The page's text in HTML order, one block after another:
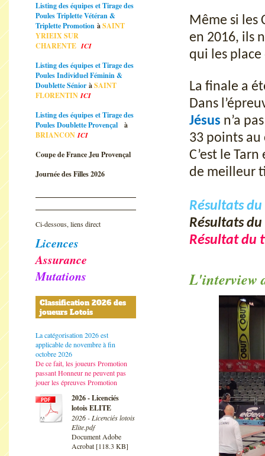
Listing des équipes et Tirage des
Poules Triplette Vétéran &
Triplette Promotion àSAINT
YRIEIX SUR
CHARENTEICI
Listing des équipes et Tirage des
Poules Individuel Féminin &
Doublette Sénior àSAINT
FLORENTINICI
Listing des équipes et Tirage des
Poules Doublette Provençal
à
BRIANCONICI
Coupe de France Jeu Provençal
Journée des Filles 2026
Ci-dessous, liens direct
Licences
Assurance
Mutations
Classification 2026 des
joueurs Lotois
La catégorisation 2026 est
applicable de novembre à fin
octobre 2026
De ce fait, les joueurs Promotion
passant Honneur ne peuvent pas
jouer les épreuves Promotion
2026 - Licenciés
lotois ELITE
2026 - Licenciés lotois
Elite.pdf
Document Adobe
Acrobat [118.3 KB]
Même si les
en 2016, ils
qui les place
La finale a
Dans
Jésus n’a
33 points au
C’est le
de meilleur
Résultats
Résultats
Résultat du
L'interview